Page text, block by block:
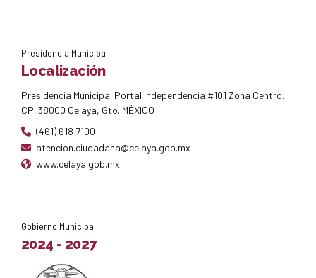
Presidencia Municipal
Localización
Presidencia Municipal Portal Independencia #101 Zona Centro.
CP. 38000 Celaya, Gto. MÉXICO
(461) 618 7100
atencion.ciudadana@celaya.gob.mx
www.celaya.gob.mx
Gobierno Municipal
2024 - 2027